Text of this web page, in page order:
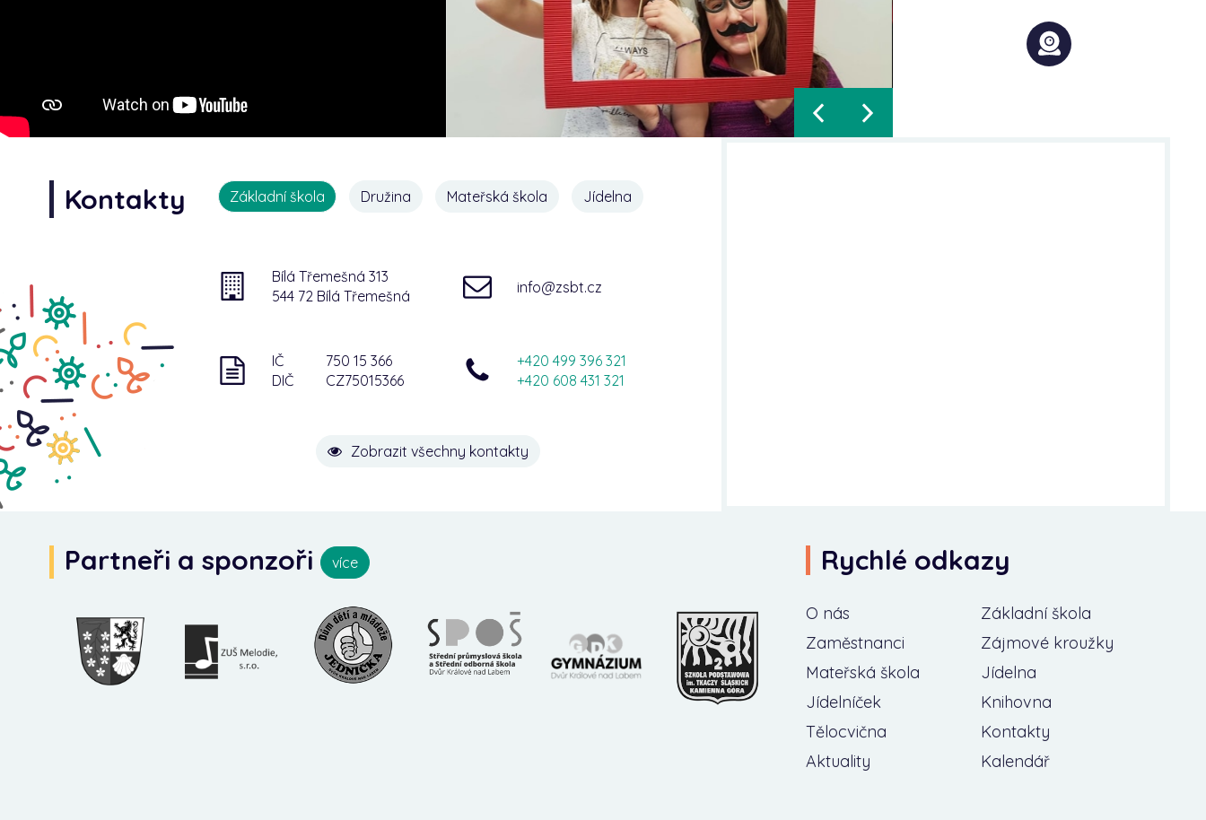
Kontakty Základní škola Družina Mateřská škola Jídelna
Bílá Třemešná 313
544 72 Bílá Třemešná
info@zsbt.cz
IČ
750 15 366
DIČ
CZ75015366
+420 499 396 321
+420 608 431 321
Zobrazit všechny kontakty
Partneři a sponzoři více Rychlé odkazy
O nás
Základní škola
Zaměstnanci
Zájmové kroužky
Mateřská škola
Jídelna
Jídelníček
Knihovna
Tělocvična
Kontakty
Aktuality
Kalendář